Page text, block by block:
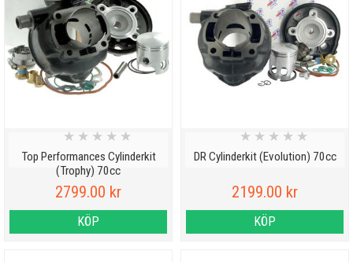
Top Performances Cylinderkit
(Trophy) 70cc
★ ★ ★ ★ ★
2799.00 kr
KÖP
DR Cylinderkit (Evolution) 70cc
★ ★ ★ ★ ★
2199.00 kr
KÖP